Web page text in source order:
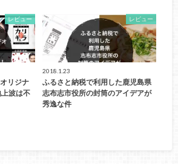
レビュー
リジナ
波は不
レビュー
2018.1.23
ふるさと納税で利用した鹿児島県
志布志市役所の封筒のアイデアが
秀逸な件